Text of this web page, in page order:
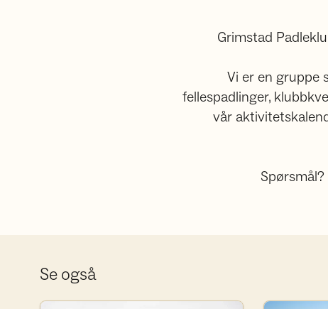
Grimstad
Vi er en gruppe
fellespadlinger,
vår
Se også